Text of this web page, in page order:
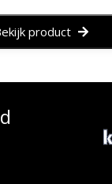
product